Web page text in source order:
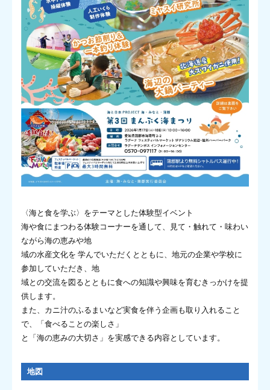
〈海と食を学ぶ〉をテーマとした体験型イベント
海や食にまつわる体験コーナーを通して、見て・触れて・味わい
ながら海の恵みや地
域の水産文化を 学んでいただくとともに、地元の企業や学校に
参加していただき、地
域との交流を図るとともに食への知識や興味を育むきっかけを提
供します。
また、カニ汁のふるまいなど実食を伴う企画も取り入れること
で、「食べることの楽しさ」
と「海の恵みの大切さ」を実感できる内容としています。
地図